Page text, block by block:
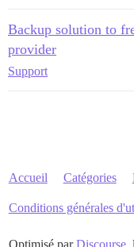
Backup solution to
provider
Support
Accueil Catégories
Conditions générales
Optimisé parDiscourse,